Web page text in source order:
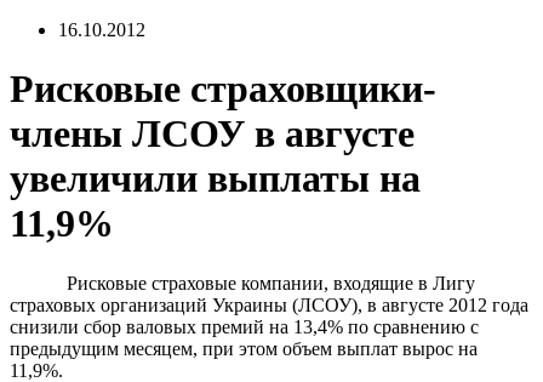
16.10.2012
Рисковые страховщики-
члены ЛСОУ в августе
увеличили выплаты на
11,9%
Рисковые страховые компании, входящие в Лигу
страховых организаций Украины (ЛСОУ), в августе 2012 года
снизили сбор валовых премий на 13,4% по сравнению с
предыдущим месяцем, при этом объем выплат вырос на
11,9%.